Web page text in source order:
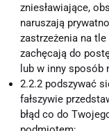
zniesławiające,
naruszają
zastrzeżenia na
zachęcają do
lub w inny
2.2.2 podszywać
fałszywie
błąd co do